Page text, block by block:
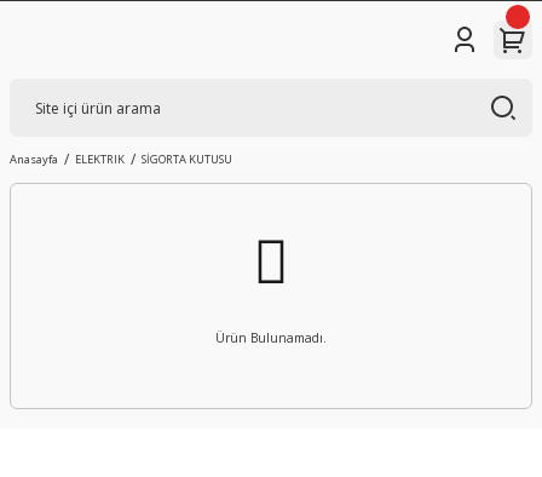
Anasayfa ELEKTRIK SİGORTA KUTUSU
Ürün Bulunamadı.